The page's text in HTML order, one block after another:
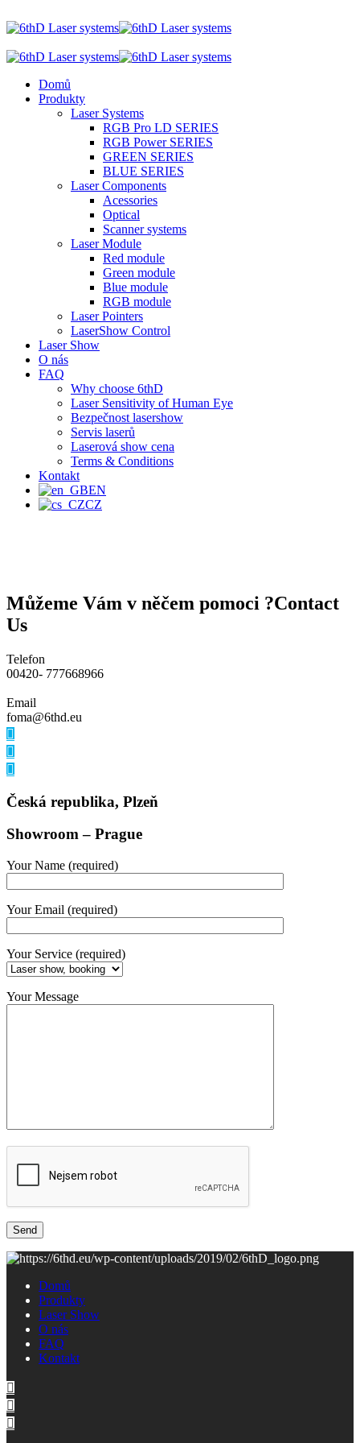
Domů
Produkty
Laser Systems
RGB Pro LD SERIES
RGB Power SERIES
GREEN SERIES
BLUE SERIES
Laser Components
Acessories
Optical
Scanner systems
Laser Module
Red module
Green module
Blue module
RGB module
Laser Pointers
LaserShow Control
Laser Show
O nás
FAQ
Why choose 6thD
Laser Sensitivity of Human Eye
Bezpečnost lasershow
Servis laserů
Laserová show cena
Terms & Conditions
Kontakt
EN
CZ
Můžeme Vám v něčem pomoci ?Contact
Us
Telefon
00420- 777668966
Email
foma@6thd.eu
Česká republika, Plzeň
Showroom – Prague
Your Name (required)
Your Email (required)
Your Service (required)
Your Message
Domů
Produkty
Laser Show
O nás
FAQ
Kontakt